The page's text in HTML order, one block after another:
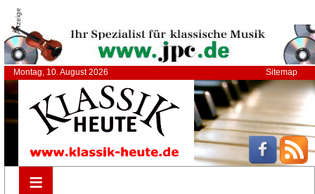
Anzeige
Montag, 10. August 2026 Sitemap
≡
≡